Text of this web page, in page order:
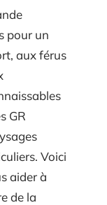
pour un
aux férus
GR
Voici
aider à
de la